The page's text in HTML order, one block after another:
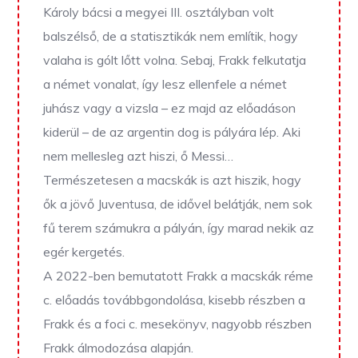
Károly bácsi a megyei III. osztályban volt
balszélső, de a statisztikák nem említik, hogy
valaha is gólt lőtt volna. Sebaj, Frakk felkutatja
a német vonalat, így lesz ellenfele a német
juhász vagy a vizsla – ez majd az előadáson
kiderül – de az argentin dog is pályára lép. Aki
nem mellesleg azt hiszi, ő Messi…
Természetesen a macskák is azt hiszik, hogy
ők a jövő Juventusa, de idővel belátják, nem sok
fű terem számukra a pályán, így marad nekik az
egér kergetés.
A 2022-ben bemutatott Frakk a macskák réme
c. előadás továbbgondolása, kisebb részben a
Frakk és a foci c. mesekönyv, nagyobb részben
Frakk álmodozása alapján.